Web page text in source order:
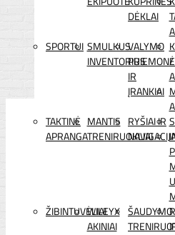
DĖKLAI
SPORTUI SMULKUS
INVENTORIUS
VALYMO
IR
ĮRANKIAI
/
TAKTINĖ
APRANGA
MANTIS
TRENIRUOKLIAI
RYŠIAI IR
ŽIBINTUVĖLIAI
WILEYX
AKINIAI
ŠAUDYMO